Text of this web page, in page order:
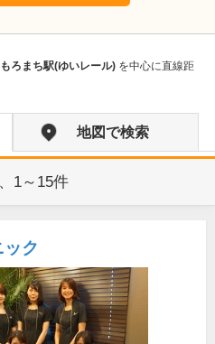
ろまち駅(ゆいレール) を中心に直線距
地図で検索
1～15件
ク